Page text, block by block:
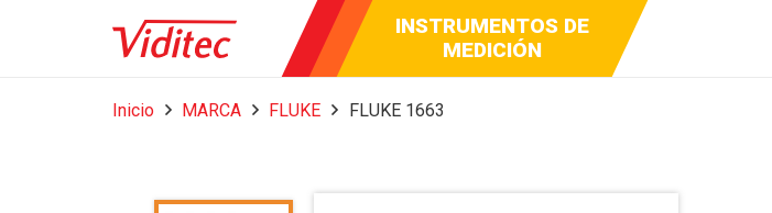
AUDIO Y VIDEO
BROADCAST
INSTRUMENTOS DE
MEDICIÓN
Inicio MARCA FLUKE FLUKE 1663